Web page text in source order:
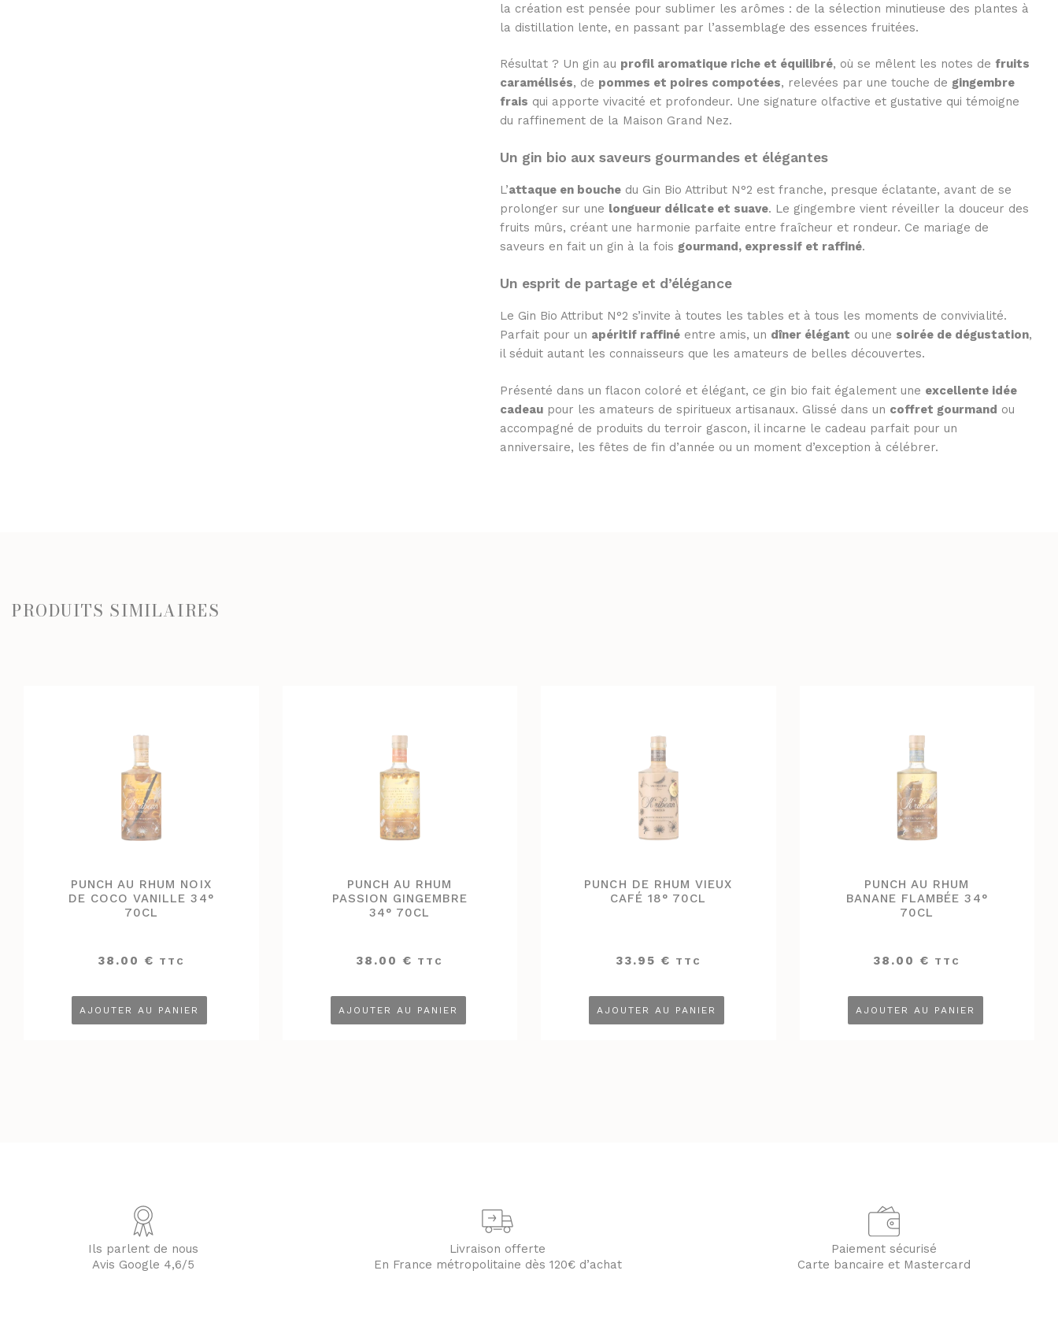
la création est pensée pour sublimer les arômes : de la sélection minutieuse des plantes à
la distillation lente, en passant par l’assemblage des essences fruitées.
Résultat ? Un gin au profil aromatique riche et équilibré, où se mêlent les notes de fruits
caramélisés, de pommes et poires compotées, relevées par une touche de gingembre
frais qui apporte vivacité et profondeur. Une signature olfactive et gustative qui témoigne
du raffinement de la Maison Grand Nez.
Un gin bio aux saveurs gourmandes et élégantes
L’attaque en bouche du Gin Bio Attribut N°2 est franche, presque éclatante, avant de se
prolonger sur une longueur délicate et suave. Le gingembre vient réveiller la douceur des
fruits mûrs, créant une harmonie parfaite entre fraîcheur et rondeur. Ce mariage de
saveurs en fait un gin à la fois gourmand, expressif et raffiné.
Un esprit de partage et d’élégance
Le Gin Bio Attribut N°2 s’invite à toutes les tables et à tous les moments de convivialité.
Parfait pour un apéritif raffiné entre amis, un dîner élégant ou une soirée de dégustation,
il séduit autant les connaisseurs que les amateurs de belles découvertes.
Présenté dans un flacon coloré et élégant, ce gin bio fait également une excellente idée
cadeau pour les amateurs de spiritueux artisanaux. Glissé dans un coffret gourmand ou
accompagné de produits du terroir gascon, il incarne le cadeau parfait pour un
anniversaire, les fêtes de fin d’année ou un moment d’exception à célébrer.
PRODUITS SIMILAIRES
PUNCH AU RHUM NOIX
DE COCO VANILLE 34°
70CL
38.00 € TTC
AJOUTER AU PANIER
PUNCH AU RHUM
PASSION GINGEMBRE
34° 70CL
38.00 € TTC
AJOUTER AU PANIER
PUNCH DE RHUM VIEUX
CAFÉ 18° 70CL
33.95 € TTC
AJOUTER AU PANIER
PUNCH AU RHUM
BANANE FLAMBÉE 34°
70CL
38.00 € TTC
AJOUTER AU PANIER
Ils parlent de nous
Avis Google 4,6/5
Livraison offerte
En France métropolitaine dès 120€ d’achat
Paiement sécurisé
Carte bancaire et Mastercard